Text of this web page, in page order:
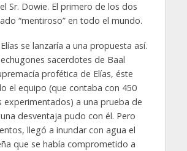
Sr. Dowie. El primero de los dos
“mentiroso” en todo el mundo.
se lanzaría a una propuesta así.
sacerdotes de Baal
profética de Elías, éste
el equipo (que contaba con 450
experimentados) a una prueba de
desventaja pudo con él. Pero
llegó a inundar con agua el
que se había comprometido a